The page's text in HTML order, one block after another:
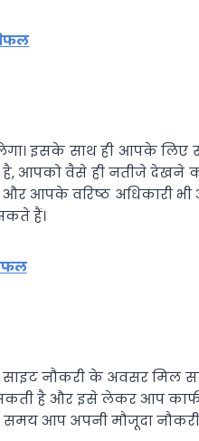
इसके साथ ही आपके
है, आपको वैसे ही नतीजे
आपके वरिष्‍ठ अधिकारी
हैं।
नौकरी के अवसर मिल
सकती है और इसे लेकर आप
समय आप अपनी मौजूदा